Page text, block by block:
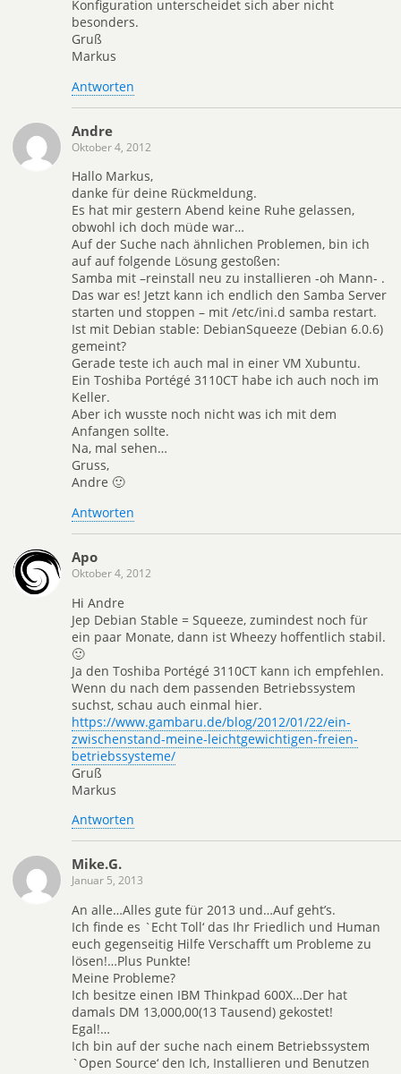
Konfiguration unterscheidet sich aber nicht
besonders.
Gruß
Markus
Antworten
Andre
Oktober 4, 2012
Hallo Markus,
danke für deine Rückmeldung.
Es hat mir gestern Abend keine Ruhe gelassen,
obwohl ich doch müde war…
Auf der Suche nach ähnlichen Problemen, bin ich
auf auf folgende Lösung gestoßen:
Samba mit –reinstall neu zu installieren -oh Mann- .
Das war es! Jetzt kann ich endlich den Samba Server
starten und stoppen – mit /etc/ini.d samba restart.
Ist mit Debian stable: DebianSqueeze (Debian 6.0.6)
gemeint?
Gerade teste ich auch mal in einer VM Xubuntu.
Ein Toshiba Portégé 3110CT habe ich auch noch im
Keller.
Aber ich wusste noch nicht was ich mit dem
Anfangen sollte.
Na, mal sehen…
Gruss,
Andre 🙂
Antworten
Apo
Oktober 4, 2012
Hi Andre
Jep Debian Stable = Squeeze, zumindest noch für
ein paar Monate, dann ist Wheezy hoffentlich stabil.
🙂
Ja den Toshiba Portégé 3110CT kann ich empfehlen.
Wenn du nach dem passenden Betriebssystem
suchst, schau auch einmal hier.
https://www.gambaru.de/blog/2012/01/22/ein-
zwischenstand-meine-leichtgewichtigen-freien-
betriebssysteme/
Gruß
Markus
Antworten
Mike.G.
Januar 5, 2013
An alle…Alles gute für 2013 und…Auf geht’s.
Ich finde es `Echt Toll‘ das Ihr Friedlich und Human
euch gegenseitig Hilfe Verschafft um Probleme zu
lösen!…Plus Punkte!
Meine Probleme?
Ich besitze einen IBM Thinkpad 600X…Der hat
damals DM 13,000,00(13 Tausend) gekostet!
Egal!…
Ich bin auf der suche nach einem Betriebssystem
`Open Source‘ den Ich, Installieren und Benutzen